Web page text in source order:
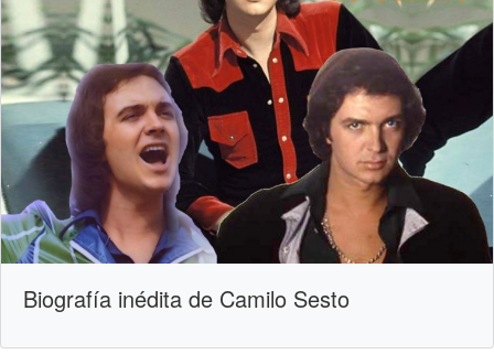
Biografía inédita de Camilo Sesto